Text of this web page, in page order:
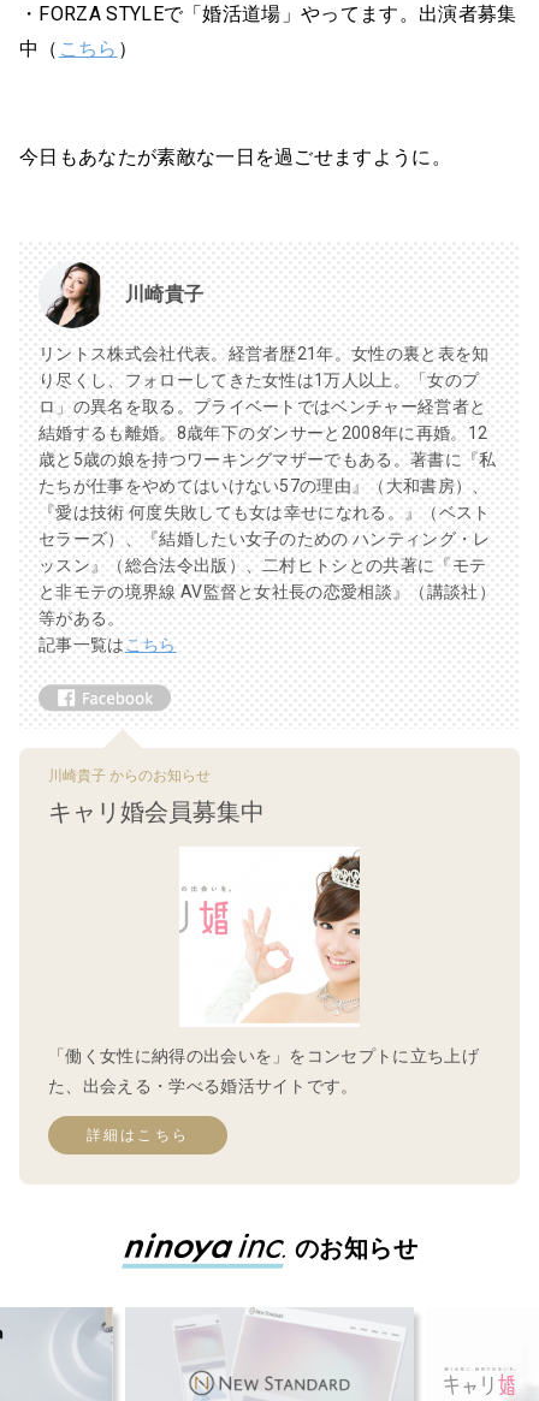
・FORZA STYLEで「婚活道場」やってます。出演者募集
中（ こちら ）
今日もあなたが素敵な一日を過ごせますように。
川崎貴子
リントス株式会社代表。経営者歴21年。女性の裏と表を知
り尽くし、フォローしてきた女性は1万人以上。「女のプ
ロ」の異名を取る。プライベートではベンチャー経営者と
結婚するも離婚。8歳年下のダンサーと2008年に再婚。12
歳と5歳の娘を持つワーキングマザーでもある。著書に『私
たちが仕事をやめてはいけない57の理由』（大和書房）、
『愛は技術 何度失敗しても女は幸せになれる。』（ベスト
セラーズ）、『結婚したい女子のための ハンティング・レ
ッスン』（総合法令出版）、二村ヒトシとの共著に『モテ
と非モテの境界線 AV監督と女社長の恋愛相談』（講談社）
等がある。
記事一覧はこちら
川崎貴子 からのお知らせ
キャリ婚会員募集中
「働く女性に納得の出会いを」をコンセプトに立ち上げ
た、出会える・学べる婚活サイトです。
詳細はこちら
のお知らせ